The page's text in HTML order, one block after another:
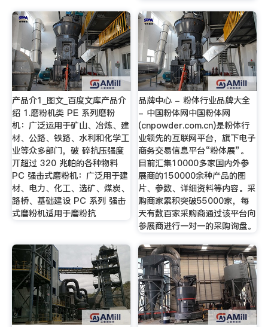
产品介1_图文_百度文库产品介
绍 1.磨粉机类 PE 系列磨粉
机：广泛运用于矿山、冶炼、建
材、公路、铁路、水利和化学工
业等众多部门，破 碎抗压强度
丌超过 320 兆帕的各种物料
PC 强击式磨粉机：广泛用于建
材、电力、化工、选矿、煤炭、
路桥、基础建设 PC 系列 强击
式磨粉机适用于磨粉抗
品牌中心 - 粉体行业品牌大全
- 中国粉体网中国粉体网
(cnpowder.com.cn)是粉体行
业领先的互联网平台，旗下电子
商务交易信息平台“粉体展”。
目前汇集10000多家国内外参
展商的150000余种产品的图
片、参数、详细资料等内容。采
购商家累积突破55000家，每
天有数百家采购商通过该平台向
参展商进行一对一的采购询盘。